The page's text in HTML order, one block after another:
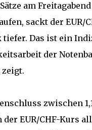
am
sackt der EUR/
tiefer. Das ist ein
der
zwischen
der EUR/CHF-Kurs